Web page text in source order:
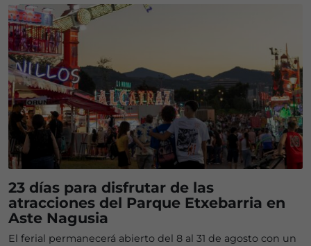
23 días para disfrutar de las
atracciones del Parque Etxebarria en
Aste Nagusia
El ferial permanecerá abierto del 8 al 31 de agosto con un